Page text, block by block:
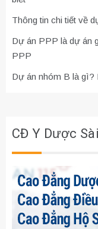
Thông tin chi tiết về
Dự án PPP là dự án
PPP
Dự án nhóm B là gì?
CĐ Y Dược